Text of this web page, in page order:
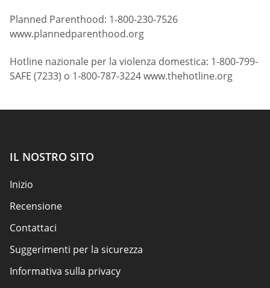
Planned Parenthood: 1-800-230-7526
www.plannedparenthood.org
Hotline nazionale per la violenza domestica: 1-800-799-
SAFE (7233) o 1-800-787-3224 www.thehotline.org
IL NOSTRO SITO
Inizio
Recensione
Contattaci
Suggerimenti per la sicurezza
Informativa sulla privacy